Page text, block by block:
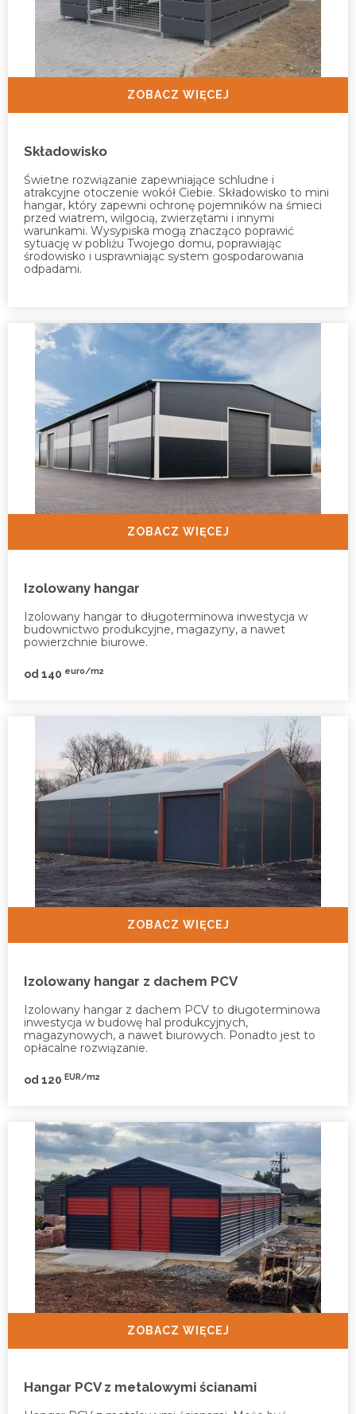
ZOBACZ WIĘCEJ
Składowisko
Świetne rozwiązanie zapewniające schludne i
atrakcyjne otoczenie wokół Ciebie. Składowisko to mini
hangar, który zapewni ochronę pojemników na śmieci
przed wiatrem, wilgocią, zwierzętami i innymi
warunkami. Wysypiska mogą znacząco poprawić
sytuację w pobliżu Twojego domu, poprawiając
środowisko i usprawniając system gospodarowania
odpadami.
ZOBACZ WIĘCEJ
Izolowany hangar
Izolowany hangar to długoterminowa inwestycja w
budownictwo produkcyjne, magazyny, a nawet
powierzchnie biurowe.
od 140 euro/m2
ZOBACZ WIĘCEJ
Izolowany hangar z dachem PCV
Izolowany hangar z dachem PCV to długoterminowa
inwestycja w budowę hal produkcyjnych,
magazynowych, a nawet biurowych. Ponadto jest to
opłacalne rozwiązanie.
od 120 EUR/m2
ZOBACZ WIĘCEJ
Hangar PCV z metalowymi ścianami